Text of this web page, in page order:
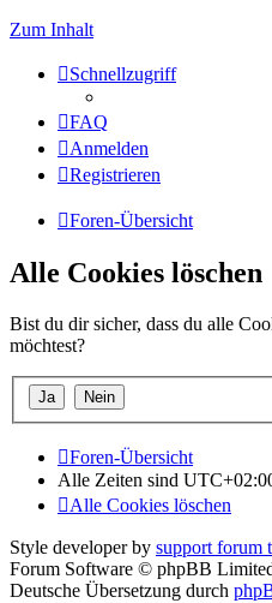
Zum Inhalt
Schnellzugriff
FAQ
Anmelden
Registrieren
Foren-Übersicht
Alle Cookies löschen
Bist du dir sicher, dass du alle
möchtest?
Foren-Übersicht
Alle Zeiten sind
Alle Cookies löschen
Style developer by support forum
Forum Software © phpBB
Deutsche Übersetzung durch